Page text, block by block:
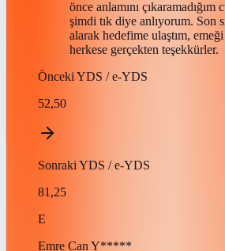
önce anlamını çıkaramadığım
şimdi tık diye anlıyorum. Son
alarak hedefime ulaştım,
herkese gerçekten teşekkürler.
Önceki YDS / e-YDS
52,50
Sonraki YDS / e-YDS
81,25
E
Emre Can Y*****